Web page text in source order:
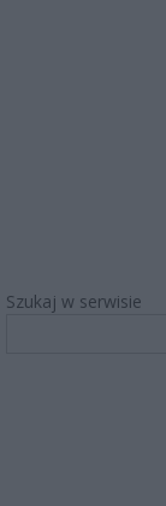
Szukaj w serwisie